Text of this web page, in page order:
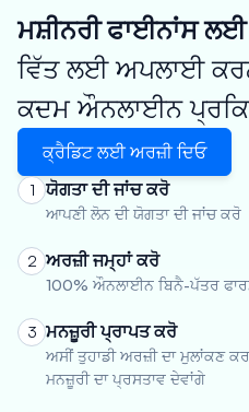
ਮਸ਼ੀਨਰੀ ਫਾਈਨਾਂਸ
ਵਿੱਤ ਲਈ ਅਪਲਾਈ
ਕਦਮ ਔਨਲਾਈਨ
ਕ੍ਰੈਡਿਟ ਲਈ ਅਰਜ਼ੀ ਦਿਓ
1 ਯੋਗਤਾ ਦੀ ਜਾਂਚ ਕਰੋ
ਆਪਣੀ ਲੋਨ ਦੀ ਯੋਗਤਾ ਦੀ ਜਾਂਚ ਕਰੋ
2 ਅਰਜ਼ੀ ਜਮ੍ਹਾਂ ਕਰੋ
100% ਔਨਲਾਈਨ ਬਿਨੈ-ਪੱਤਰ
3 ਮਨਜ਼ੂਰੀ ਪ੍ਰਾਪਤ ਕਰੋ
ਅਸੀਂ ਤੁਹਾਡੀ ਅਰਜ਼ੀ ਦਾ ਮੁਲਾਂਕਣ
ਮਨਜ਼ੂਰੀ ਦਾ ਪ੍ਰਸਤਾਵ ਦੇਵਾਂਗੇ